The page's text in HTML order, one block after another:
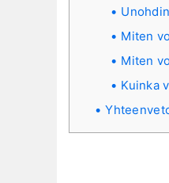
Miten
Miten
Kuinka